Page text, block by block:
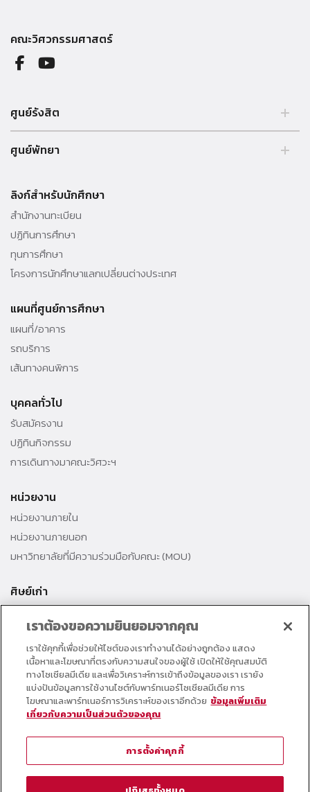
คณะวิศวกรรมศาสตร์
ศูนย์รังสิต
99 หมู่ 18 ถ.พหลโยธิน คลองหลวง รังสิต ปทุมธานี 12121 ประเทศไทย.
Tel. 02 564 3001 -9
ศูนย์พัทยา
010 - 69 ต่อ 3000
ลิงก์สำหรับนักศึกษา
สำนักงานทะเบียน
ปฏิทินการศึกษา
ทุนการศึกษา
โครงการนักศึกษาแลกเปลี่ยนต่างประเทศ
แผนที่ศูนย์การศึกษา
แผนที่/อาคาร
รถบริการ
เส้นทางคนพิการ
บุคคลทั่วไป
รับสมัครงาน
ปฏิทินกิจกรรม
การเดินทางมาคณะวิศวะฯ
หน่วยงาน
หน่วยงานภายใน
หน่วยงานภายนอก
มหาวิทยาลัยที่มีความร่วมมือกับคณะ (MOU)
ศิษย์เก่า
สำนักงานธรรมศาสตร์สัมพันธ์
ศิษย์เก่าดีเด่น
กองทุนวิศวกรแห่งธรรม เพื่อพัฒนาการศึกษา
อาจารย์และบุคลากร
วารสารคณะวิศวกรรมศาสตร์
เราต้องขอความยินยอมจากคุณ
เราใช้คุกกี้เพื่อช่วยให้ไซต์ของเราทำงานได้อย่างถูกต้อง แสดง
เนื้อหาและโฆษณาที่ตรงกับความสนใจของผู้ใช้ เปิดให้ใช้คุณสมบัติ
ทางโซเชียลมีเดีย และเพื่อวิเคราะห์การเข้าถึงข้อมูลของเรา เรายัง
แบ่งปันข้อมูลการใช้งานไซต์กับพาร์ทเนอร์โซเชียลมีเดีย การ
โฆษณาและพาร์ทเนอร์การวิเคราะห์ของเราอีกด้วย ข้อมูลเพิ่มเติม
เกี่ยวกับความเป็นส่วนตัวของคุณ
การตั้งค่าคุกกี้